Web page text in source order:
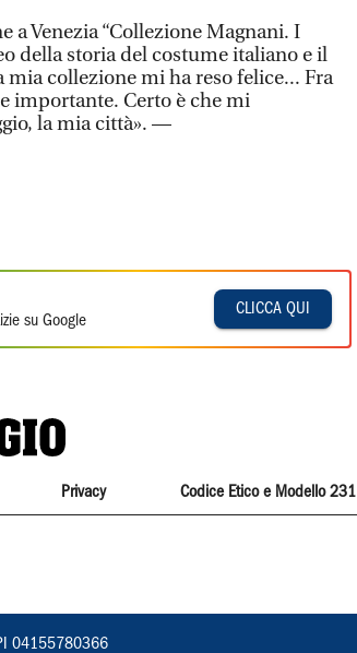
a Venezia “Collezione Magnani. I
della storia del costume italiano e il
collezione mi ha reso felice... Fra
importante. Certo è che mi
la mia città». —
su Google
CLICCA QUI
Privacy Codice Etico e Modello 231
04155780366